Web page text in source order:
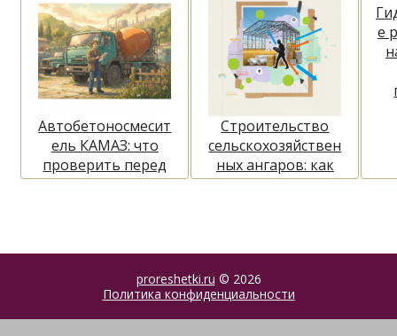
Автобетоносмесит
ель КАМАЗ: что
проверить перед
покупкой
Строительство
сельскохозяйствен
ных ангаров: как
выбрать
е
proreshetki.ru © 2026
Политика конфиденциальности